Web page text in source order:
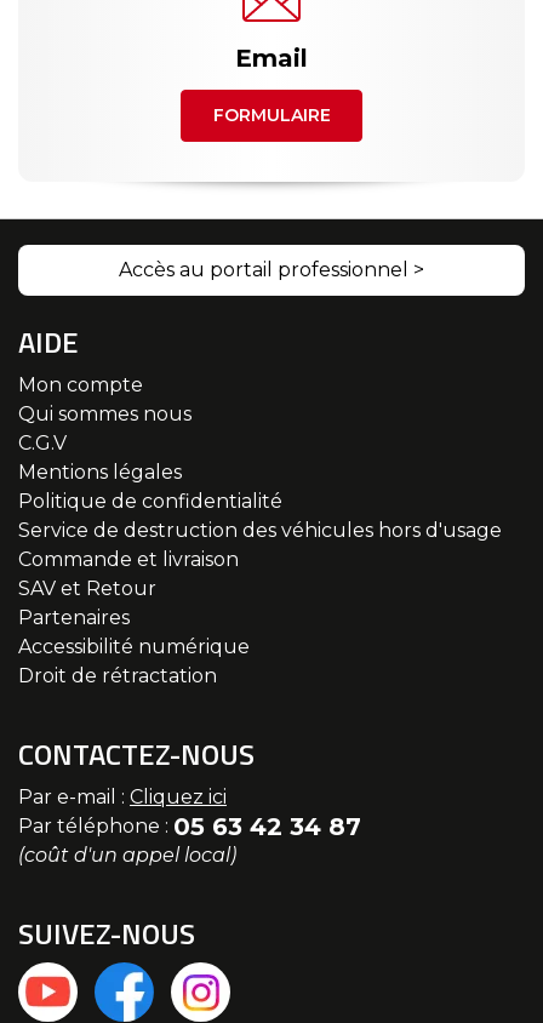
Email
FORMULAIRE
Accès au portail professionnel >
AIDE
Mon compte
Qui sommes nous
C.G.V
Mentions légales
Politique de confidentialité
Service de destruction des véhicules hors d'usage
Commande et livraison
SAV et Retour
Partenaires
Accessibilité numérique
Droit de rétractation
CONTACTEZ-NOUS
Par e-mail : Cliquez ici
Par téléphone : 05 63 42 34 87
(coût d'un appel local)
SUIVEZ-NOUS